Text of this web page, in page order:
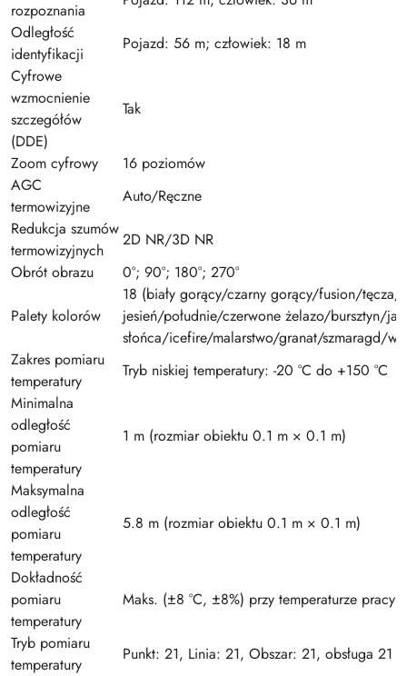
rozpoznania
Odległość
identyfikacji
Pojazd: 56 m; człowiek: 18 m
Cyfrowe
wzmocnienie
szczegółów
(DDE)
Tak
Zoom cyfrowy
16 poziomów
AGC
termowizyjne
Auto/Ręczne
Redukcja szumów
termowizyjnych
2D NR/3D NR
Obrót obrazu
0°; 90°; 180°; 270°
Palety kolorów
18 (biały gorący/czarny gorący/fusion/tęcza/
jesień/południe/czerwone żelazo/bursztyn/
słońca/icefire/malarstwo/granat/szmaragd/
Zakres pomiaru
temperatury
Tryb niskiej temperatury: -20 °C do +150 °C
Minimalna
odległość
pomiaru
temperatury
1 m (rozmiar obiektu 0.1 m × 0.1 m)
Maksymalna
odległość
pomiaru
temperatury
5.8 m (rozmiar obiektu 0.1 m × 0.1 m)
Dokładność
pomiaru
temperatury
Maks. (±8 °C, ±8%) przy temperaturze pracy
Tryb pomiaru
temperatury
Punkt: 21, Linia: 21, Obszar: 21, obsługa 21